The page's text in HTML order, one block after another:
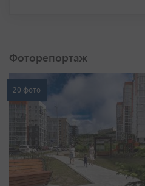
Фоторепортаж
20 фото